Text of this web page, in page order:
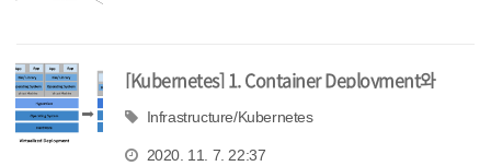
[Kubernetes] 1. Container Deployment와
Kubernetes
Infrastructure/Kubernetes
2020. 11. 7. 22:37